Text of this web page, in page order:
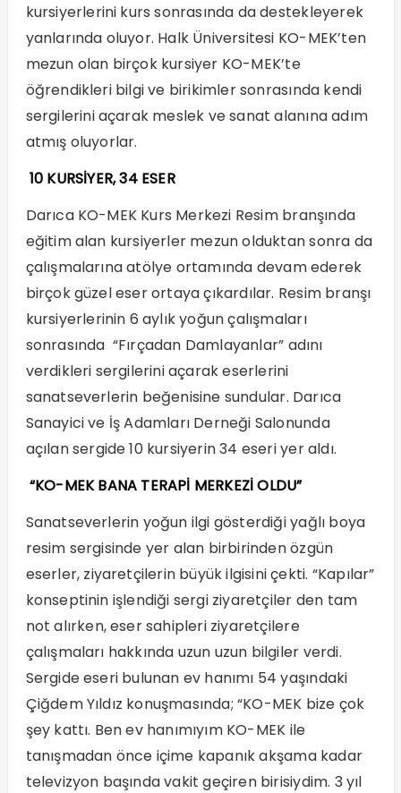
kursiyerlerini kurs sonrasında da destekleyerek
yanlarında oluyor. Halk Üniversitesi KO-MEK’ten
mezun olan birçok kursiyer KO-MEK’te
öğrendikleri bilgi ve birikimler sonrasında kendi
sergilerini açarak meslek ve sanat alanına adım
atmış oluyorlar.
10 KURSİYER, 34 ESER
Darıca KO-MEK Kurs Merkezi Resim branşında
eğitim alan kursiyerler mezun olduktan sonra da
çalışmalarına atölye ortamında devam ederek
birçok güzel eser ortaya çıkardılar. Resim branşı
kursiyerlerinin 6 aylık yoğun çalışmaları
sonrasında “Fırçadan Damlayanlar” adını
verdikleri sergilerini açarak eserlerini
sanatseverlerin beğenisine sundular. Darıca
Sanayici ve İş Adamları Derneği Salonunda
açılan sergide 10 kursiyerin 34 eseri yer aldı.
“KO-MEK BANA TERAPİ MERKEZİ OLDU”
Sanatseverlerin yoğun ilgi gösterdiği yağlı boya
resim sergisinde yer alan birbirinden özgün
eserler, ziyaretçilerin büyük ilgisini çekti. “Kapılar”
konseptinin işlendiği sergi ziyaretçiler den tam
not alırken, eser sahipleri ziyaretçilere
çalışmaları hakkında uzun uzun bilgiler verdi.
Sergide eseri bulunan ev hanımı 54 yaşındaki
Çiğdem Yıldız konuşmasında; “KO-MEK bize çok
şey kattı. Ben ev hanımıyım KO-MEK ile
tanışmadan önce içime kapanık akşama kadar
televizyon başında vakit geçiren birisiydim. 3 yıl